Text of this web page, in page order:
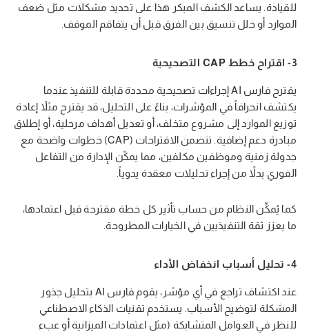
للقيادة. يساعد الكشف المبكر هذا على تحديد مشكلات مثل ضعف
الموارد أو خلل تنسيق بين الفرق قبل أن يتفاقم الموقف.
3- اقتراح خطط CAP التصحيحية
يقترح فارس AI إجراءات تصحيحية محددة قابلة للتنفيذ عندما
يكتشف انحرافاً في المؤشرات، بناءً على التحليل، قد يقترح مثلاً إعادة
توزيع الموارد إلى مشروع متخلف، أو تعديل أهداف مرحلية، أو إطلاق
مبادرة دعم إضافية. تتضمن الاقتراحات (CAP) خطوات واضحة مع
جدولة زمنية وموظفين مكلفين، مما يمكّن الإدارة من التفاعل
الفوري بدلاً من إجراء تحليلات معقدة يدوياً.
كما يُمكِّن النظام من حساب تأثير كل خطة مقترحة قبل اعتمادها،
ما يعزز ثقة التنفيذيين في الخيارات المطروحة.
4- تحليل أسباب انخفاض الأداء
عند اكتشاف تراجع في أي مؤشر، يقوم فارس AI بتحليل جذور
المشكلة لتوضيح الأسباب. يستخدم تقنيات الذكاء الاصطناعي
للنظر في العوامل المتشابكة (مثل اعتمادات الميزانية أو عبء